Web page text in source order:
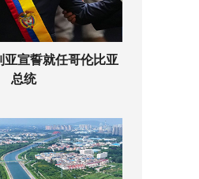
亚宣誓就任哥伦比亚
总统